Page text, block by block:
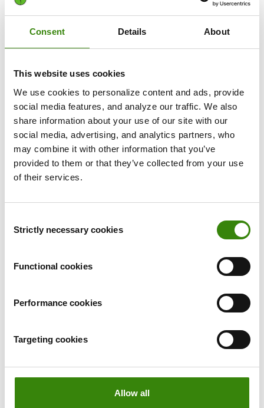
Consent Details About
This website uses cookies
We use cookies to personalize content and ads, provide
social media features, and analyze our traffic. We also
share information about your use of our site with our
social media, advertising, and analytics partners, who
may combine it with other information that you’ve
provided to them or that they’ve collected from your use
of their services.
Selection
Strictly necessary cookies
Functional cookies
Performance cookies
Targeting cookies
Allow all
2 Reciba su enlace único
Comparta el enlace con sus clientes, seguidores y
lectores.
3 Reciba pagos
Gane dinero cuando alguien llegue a nuestra página a
través de su enlace.
Cómo promocionar su enlace de
afiliado
Ideas sencillas sobre cómo empezar y ganar
Coloque banners de DeskTime en su página web o blog
Escriba un artículo en su blog y mencione a DeskTime